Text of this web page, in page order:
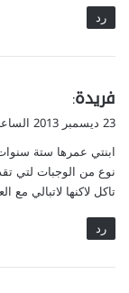
رد
ي
ق
ل
فريدة:
23 ديسمبر 2013 الساعة 11:43 م
ابنتي عمرها ستة
نوع من الوجبات لتي
تاكل لاكنها لاتبالي مع
رد